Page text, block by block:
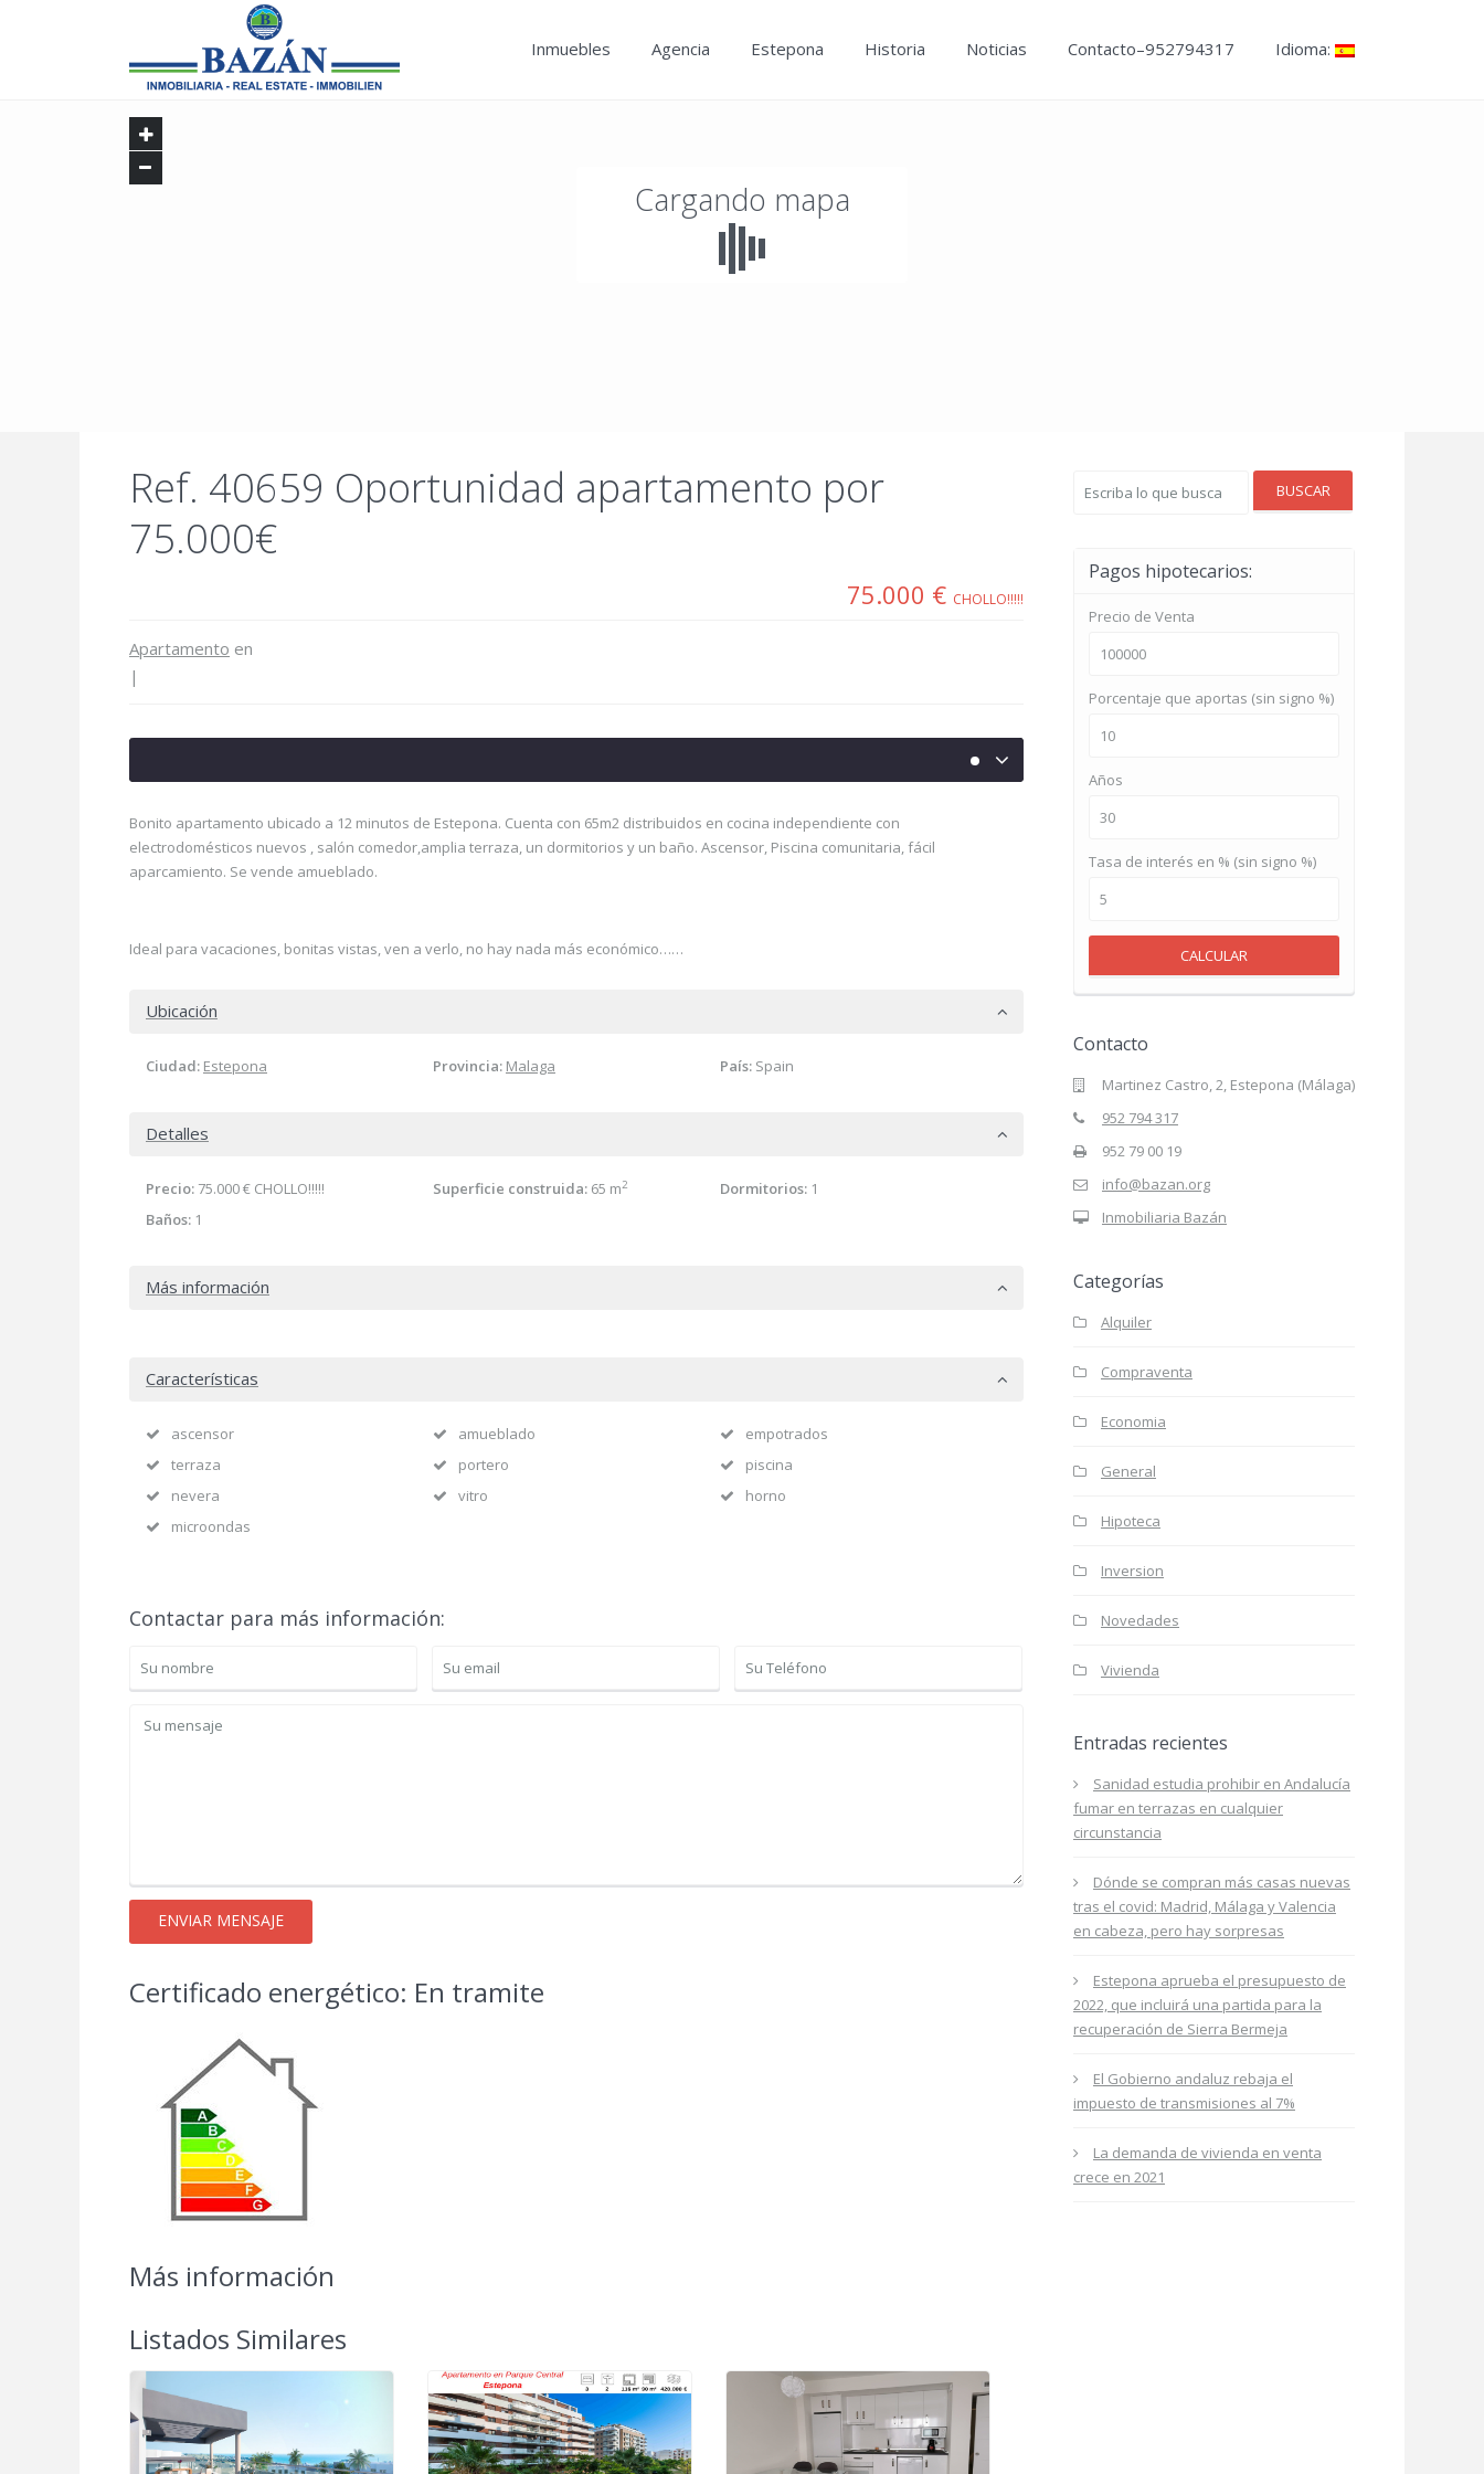
Inmuebles Agencia Estepona Historia Noticias Contacto–952794317 Idioma:
Cargando mapa
Ref. 40659 Oportunidad apartamento por
75.000€
75.000 € CHOLLO!!!!!
Apartamento en
|
Bonito apartamento ubicado a 12 minutos de Estepona. Cuenta con 65m2 distribuidos en cocina independiente con
electrodomésticos nuevos , salón comedor,amplia terraza, un dormitorios y un baño. Ascensor, Piscina comunitaria, fácil
aparcamiento. Se vende amueblado.
Ideal para vacaciones, bonitas vistas, ven a verlo, no hay nada más económico……
Ubicación
Ciudad: Estepona Provincia: Malaga País:Spain
Detalles
Precio: 75.000 € CHOLLO!!!!! Superficie construida:65 m2 Dormitorios:1
Baños: 1
Más información
Características
ascensor amueblado
empotrados
terraza
portero
piscina
nevera
vitro
horno
microondas
Contactar para más información:
Certificado energético: En tramite
Más información
Listados Similares
BUSCAR
Pagos hipotecarios:
Precio de Venta
Porcentaje que aportas (sin signo %)
Años
Tasa de interés en % (sin signo %)
CALCULAR
Contacto
Martinez Castro, 2, Estepona (Málaga)
952 794 317
952 79 00 19
info@bazan.org
Inmobiliaria Bazán
Categorías
Alquiler
Compraventa
Economia
General
Hipoteca
Inversion
Novedades
Vivienda
Entradas recientes
Sanidad estudia prohibir en Andalucía
fumar en terrazas en cualquier
circunstancia
Dónde se compran más casas nuevas
tras el covid: Madrid, Málaga y Valencia
en cabeza, pero hay sorpresas
Estepona aprueba el presupuesto de
2022, que incluirá una partida para la
recuperación de Sierra Bermeja
El Gobierno andaluz rebaja el
impuesto de transmisiones al 7%
La demanda de vivienda en venta
crece en 2021